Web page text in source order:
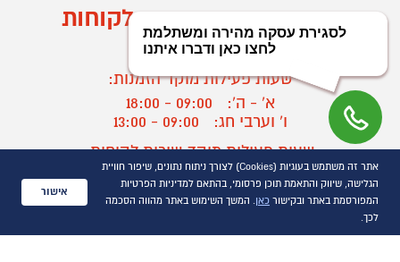
מוקד הזמנות ושירות לקוחות
03-9545370
שעות פעילות מוקד הזמנות:
א' - ה':
09:00 - 18:00
ו' וערבי חג:
09:00 - 13:00
שעות פעילות מוקד שירות לקוחות:
א' - ד':
09:00 - 16:30
ה :
09:00 - 16:00
?
אתר זה משתמש בעוגיות (Cookies) לצורך ניתוח נתונים, שיפור חוויית
הגלישה, שיווק והתאמת תוכן פרסומי, בהתאם למדיניות הפרטיות
המפורסמת באתר ובקישור כאן. המשך השימוש באתר מהווה הסכמה
לכך.
אישור